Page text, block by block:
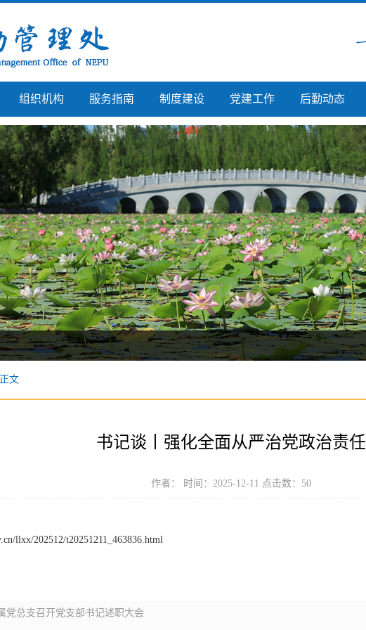
组织机构 服务指南 制度建设 党建工作 后勤动态
正文
书记谈丨强化全面从严治党政治责任
作者： 时间：2025-12-11 点击数： 50
llxx/202512/t20251211_463836.html
党总支召开党支部书记述职大会